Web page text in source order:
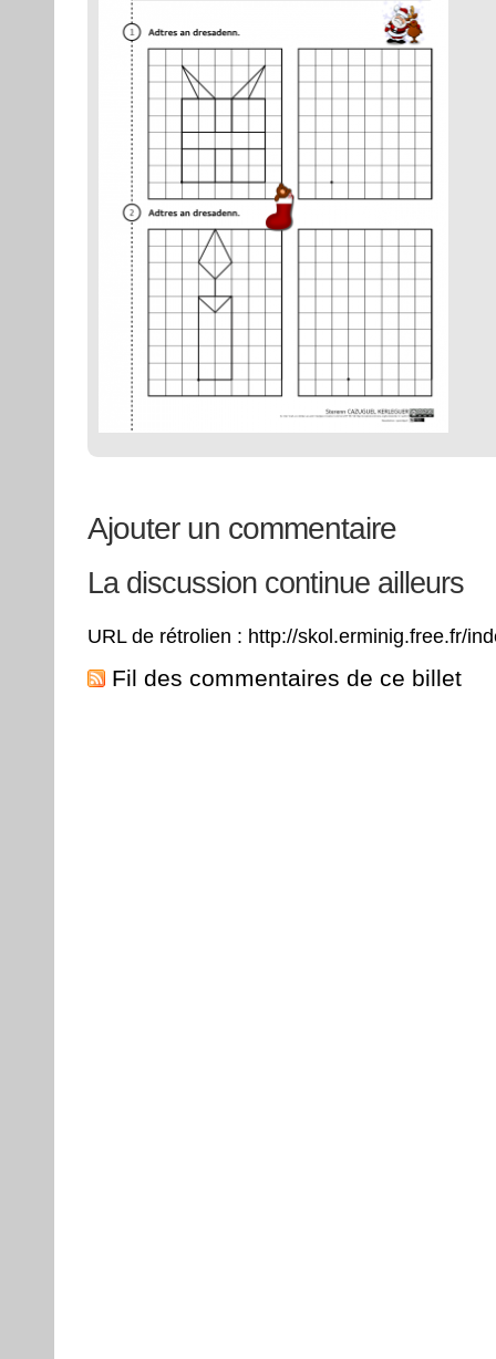
Ajouter un commentaire
La discussion continue ailleurs
URL de rétrolien : http://skol.erminig.free.fr/
Fil des commentaires de ce billet